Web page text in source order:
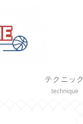
テクニック
technique